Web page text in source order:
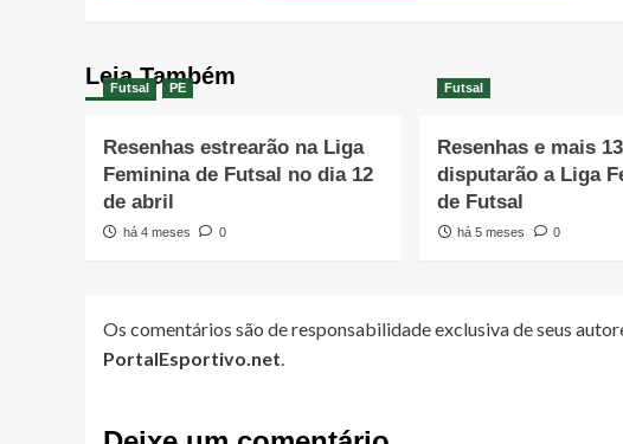
Leia Também
Futsal PE
Resenhas estrearão na Liga
Feminina de Futsal no dia 12
de abril
há 4 meses 0
Futsal
Resenhas e mais
disputarão a Liga
de Futsal
há 5 meses 0
Os comentários são de responsabilidade exclusiva de seus
PortalEsportivo.net